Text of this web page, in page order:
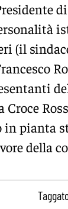
(il
in pianta
della